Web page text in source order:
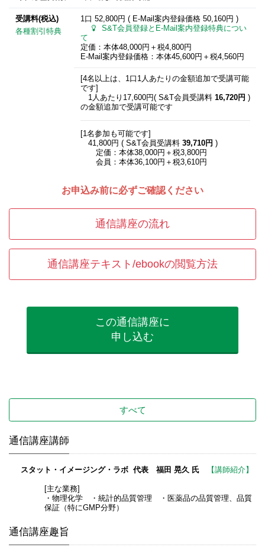
受講料(税込)
各種割引特典
1口 52,800円 ( E-Mail案内登録価格 50,160円 )
S&T会員登録とE-Mail案内登録特典につい
て
定価：本体48,000円＋税4,800円
E-Mail案内登録価格：本体45,600円＋税4,560円
[4名以上は、1口1人あたりの金額追加で受講可能
です]
1人あたり17,600円( S&T会員受講料 16,720円 )
の金額追加で受講可能です
[1名参加も可能です]
41,800円 ( S&T会員受講料 39,710円 )
定価：本体38,000円＋税3,800円
会員：本体36,100円＋税3,610円
お申込み前に必ずご確認ください
通信講座の流れ
通信講座テキスト/ebookの閲覧方法
この通信講座に
申し込む
すべて
通信講座講師
スタット・イメージング・ラボ 代表 福田 晃久 氏 【講師紹介】
[主な業務]
・物理化学 ・統計的品質管理 ・医薬品の品質管理、品質
保証（特にGMP分野）
通信講座趣旨